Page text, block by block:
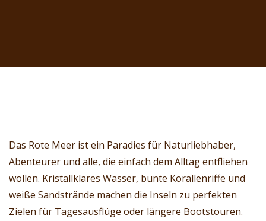
Das Rote Meer ist ein Paradies für Naturliebhaber,
Abenteurer und alle, die einfach dem Alltag entfliehen
wollen. Kristallklares Wasser, bunte Korallenriffe und
weiße Sandstrände machen die Inseln zu perfekten
Zielen für Tagesausflüge oder längere Bootstouren.